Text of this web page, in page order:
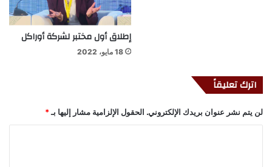
إطلاق أول مختبر لشركة أوراكل
18 مايو، 2022
اترك تعليقاً
لن يتم نشر عنوان بريدك الإلكتروني. الحقول الإلزامية مشار إليها بـ *